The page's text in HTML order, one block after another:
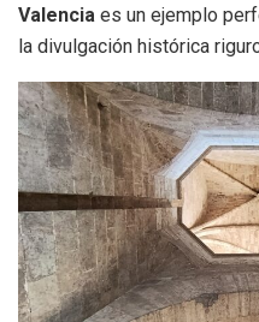
Valencia es un ejemplo
la divulgación histórica